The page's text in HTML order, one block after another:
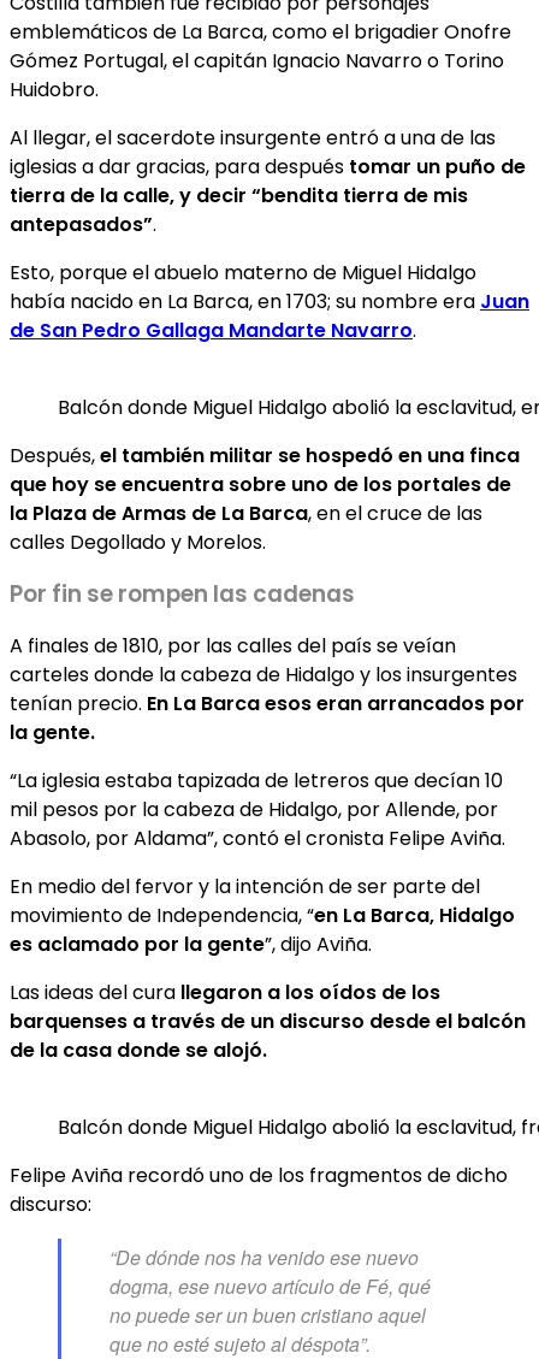
emblemáticos de La Barca, como el brigadier Onofre
Gómez Portugal, el capitán Ignacio Navarro o Torino
Huidobro.
Al llegar, el sacerdote insurgente entró a una de las
iglesias a dar gracias, para después tomar un puño de
tierra de la calle, y decir “bendita tierra de mis
antepasados”.
Esto, porque el abuelo materno de Miguel Hidalgo
había nacido en La Barca, en 1703; su nombre era Juan
de San Pedro Gallaga Mandarte Navarro.
Balcón donde Miguel Hidalgo abolió la esclavitud,
Después,el también militar se hospedó en una finca
que hoy se encuentra sobre uno de los portales de
la Plaza de Armas de La Barca, en el cruce de las
calles Degollado y Morelos.
Por fin se rompen las cadenas
A finales de 1810, por las calles del país se veían
carteles donde la cabeza de Hidalgo y los insurgentes
tenían precio. En La Barca esos eran arrancados por
la gente.
“La iglesia estaba tapizada de letreros que decían 10
mil pesos por la cabeza de Hidalgo, por Allende, por
Abasolo, por Aldama”, contó el cronista Felipe Aviña.
En medio del fervor y la intención de ser parte del
movimiento de Independencia, “en La Barca, Hidalgo
es aclamado por la gente”, dijo Aviña.
Las ideas del cura llegaron a los oídos de los
barquenses a través de un discurso desde el balcón
de la casa donde se alojó.
Balcón donde Miguel Hidalgo abolió la esclavitud,
Felipe Aviña recordó uno de los fragmentos de dicho
discurso:
“De dónde nos ha venido ese nuevo
dogma, ese nuevo artículo de Fé, qué
no puede ser un buen cristiano aquel
que no esté sujeto al déspota”.